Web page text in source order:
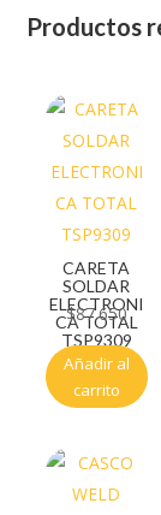
Productos
CARETA
SOLDAR
ELECTRONI
CA TOTAL
TSP9309
$87.650
Añadir al
carrito